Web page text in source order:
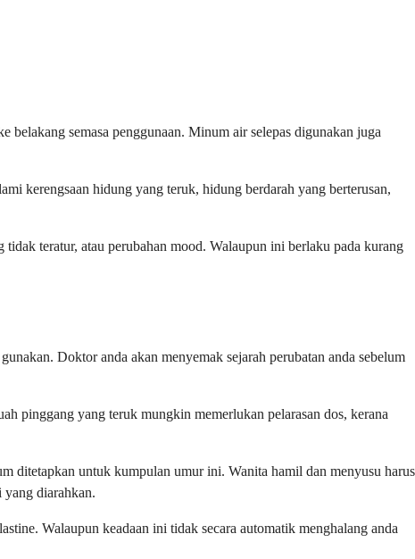
belakang semasa penggunaan. Minum air selepas digunakan juga
kerengsaan hidung yang teruk, hidung berdarah yang berterusan,
teratur, atau perubahan mood. Walaupun ini berlaku pada kurang
Doktor anda akan menyemak sejarah perubatan anda sebelum
pinggang yang teruk mungkin memerlukan pelarasan dos, kerana
ditetapkan untuk kumpulan umur ini. Wanita hamil dan menyusu harus
yang diarahkan.
Walaupun keadaan ini tidak secara automatik menghalang anda